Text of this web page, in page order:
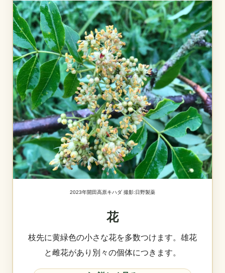
2023年開田高原キハダ 撮影:日野製薬
花
枝先に黄緑色の小さな花を多数つけます。雄花
と雌花があり別々の個体につきます。